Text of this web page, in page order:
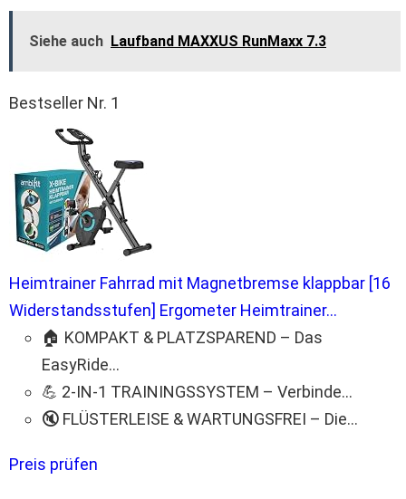
Siehe auch Laufband MAXXUS RunMaxx 7.3
Bestseller Nr. 1
Heimtrainer Fahrrad mit Magnetbremse klappbar [16
Widerstandsstufen] Ergometer Heimtrainer...
🏠 KOMPAKT & PLATZSPAREND – Das
EasyRide...
💪 2-IN-1 TRAININGSSYSTEM – Verbinde...
🔇 FLÜSTERLEISE & WARTUNGSFREI – Die...
Preis prüfen